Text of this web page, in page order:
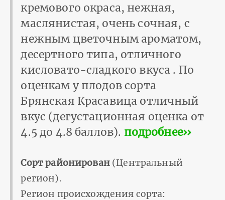
кремового окраса, нежная,
маслянистая, очень сочная, с
нежным цветочным ароматом,
десертного типа, отличного
кисловато-сладкого вкуса . По
оценкам у плодов сорта
Брянская Красавица отличный
вкус (дегустационная оценка от
4.5 до 4.8 баллов). подробнее››
Сорт районирован(Центральный
регион).
Регион происхождения сорта: